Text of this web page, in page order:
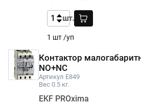
1 шт /уп
шт.
Контактор
NO+NC
Артикул E849
Вес 0.5 кг.
EKF PROxima